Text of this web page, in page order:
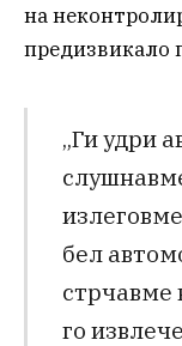
на
предизвикало
„Ги удри
бел
стрчавме
го